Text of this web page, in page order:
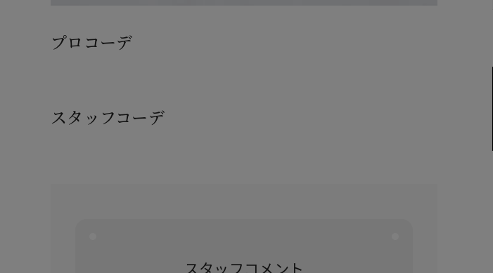
プロコーデ
スタッフコーデ
スタッフコメント